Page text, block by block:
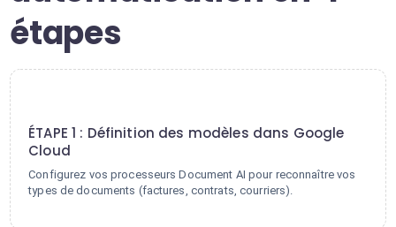
étapes
ÉTAPE 1 : Définition des modèles dans Google
Cloud
Configurez vos processeurs Document AI pour reconnaître vos
types de documents (factures, contrats, courriers).